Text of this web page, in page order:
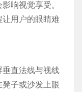
响视觉享受。
用户的眼睛难
直法线与视线
子或沙发上眼